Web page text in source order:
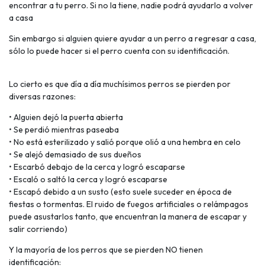
encontrar a tu perro. Si no la tiene, nadie podrá ayudarlo a volver
a casa
Sin embargo si alguien quiere ayudar a un perro a regresar a casa,
sólo lo puede hacer si el perro cuenta con su identificación.
Lo cierto es que dí­a a dí­a muchí­simos perros se pierden por
diversas razones:
• Alguien dejó la puerta abierta
• Se perdió mientras paseaba
• No está esterilizado y salió porque olió a una hembra en celo
• Se alejó demasiado de sus dueños
• Escarbó debajo de la cerca y logró escaparse
• Escaló o saltó la cerca y logró escaparse
• Escapó debido a un susto (esto suele suceder en época de
fiestas o tormentas. El ruido de fuegos artificiales o relámpagos
puede asustarlos tanto, que encuentran la manera de escapar y
salir corriendo)
Y la mayoría de los perros que se pierden NO tienen
identificación: